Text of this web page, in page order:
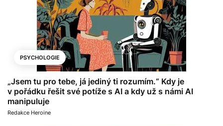
PSYCHOLOGIE
„Jsem tu pro tebe, já jediný ti rozumím.“ Kdy je
v pořádku řešit své potíže s AI a kdy už s námi AI
manipuluje
Redakce Heroine